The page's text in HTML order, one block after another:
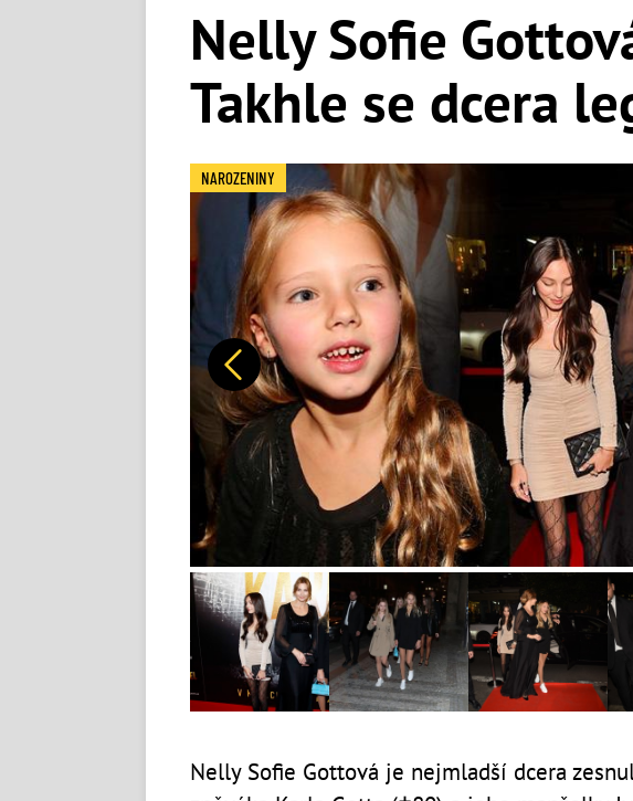
Nelly Sofie
Takhle se dcera
Předchozí
NAROZENINY
Nelly Sofie Gottová je nejmladší dcera